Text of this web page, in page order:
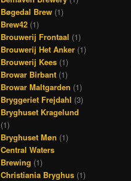
Bøgedal Brew (1)
Brew42 (1)
Brouwerij Frontaal (1)
Brouwerij Het Anker (1)
Brouwerij Kees (1)
Browar Birbant (1)
Browar Maltgarden (1)
Bryggeriet Frejdahl (3)
Bryghuset Kragelund
(1)
Bryghuset Møn (1)
Central Waters
Brewing (1)
Christiania Bryghus (1)